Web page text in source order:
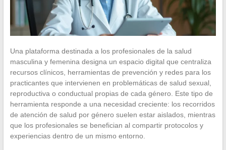
Una plataforma destinada a los profesionales de la salud
masculina y femenina designa un espacio digital que centraliza
recursos clínicos, herramientas de prevención y redes para los
practicantes que intervienen en problemáticas de salud sexual,
reproductiva o conductual propias de cada género. Este tipo de
herramienta responde a una necesidad creciente: los recorridos
de atención de salud por género suelen estar aislados, mientras
que los profesionales se benefician al compartir protocolos y
experiencias dentro de un mismo entorno.